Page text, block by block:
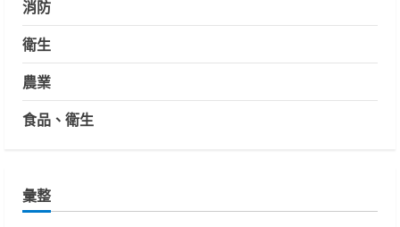
消防
衛生
農業
食品、衛生
彙整